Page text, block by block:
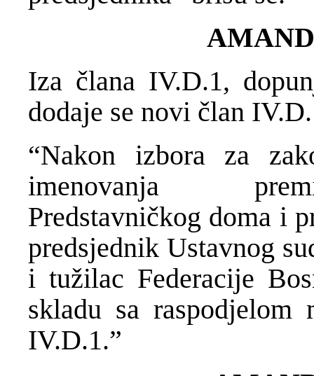
Iza člana IV.D.1,
dodaje se novi član
“Nakon izbora za
imenovanja
Predstavničkog doma i
predsjednik Ustavnog
i tužilac Federacije
skladu sa
IV.D.1.”